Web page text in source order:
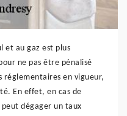
et au gaz est plus
ne pas être pénalisé
réglementaires en vigueur,
En effet, en cas de
dégager un taux